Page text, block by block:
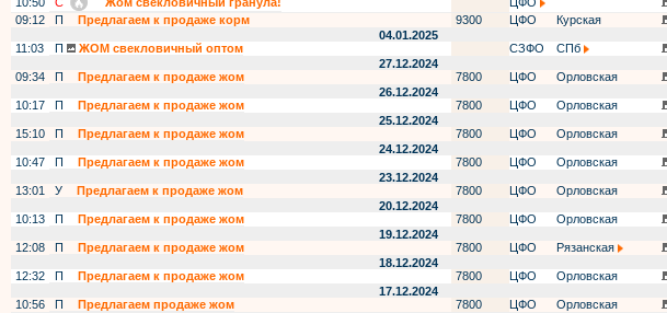
09:12
П Предлагаем к продаже корм 9300 ЦФО Курская
04.01.2025
11:03
П ЖОМ свекловичный оптом СЗФО СПб
27.12.2024
09:34
П Предлагаем к продаже жом 7800 ЦФО Орловская
26.12.2024
10:17
П Предлагаем к продаже жом 7800 ЦФО Орловская
25.12.2024
15:10
П Предлагаем к продаже жом 7800 ЦФО Орловская
24.12.2024
10:47
П Предлагаем к продаже жом 7800 ЦФО Орловская
23.12.2024
13:01
У Предлагаем к продаже жом 7800 ЦФО Орловская
20.12.2024
10:13
П Предлагаем к продаже жом 7800 ЦФО Орловская
19.12.2024
12:08
П Предлагаем к продаже жом 7800 ЦФО Рязанская
18.12.2024
12:32
П Предлагаем к продаже жом 7800 ЦФО Орловская
17.12.2024
10:56
П Предлагаем продаже жом 7800 ЦФО Орловская